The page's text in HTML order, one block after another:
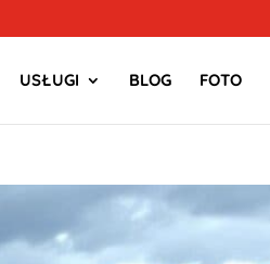
USŁUGI BLOG FOTO